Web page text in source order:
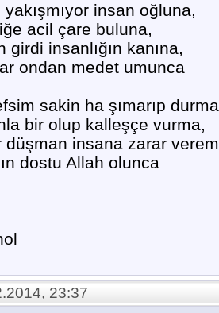
insan oğluna,
acil çare buluna,
girdi insanlığın kanına,
ondan medet umunca
sakin ha şımarıp
bir olup kalleşçe vurma,
düşman insana zarar
dostu Allah olunca
23:37